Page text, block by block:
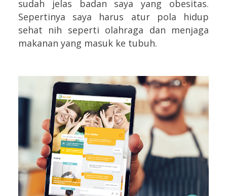
sudah jelas badan saya yang obesitas.
Sepertinya saya harus atur pola hidup
sehat nih seperti olahraga dan menjaga
makanan yang masuk ke tubuh.